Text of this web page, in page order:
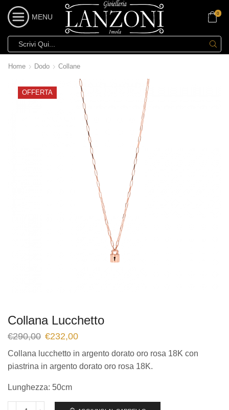
MENU 0
Home Dodo Collane
OFFERTA
Collana Lucchetto
€290,00 €232,00
Collana lucchetto in argento dorato oro rosa 18K con
piastrina in argento dorato oro rosa 18K.
Lunghezza: 50cm